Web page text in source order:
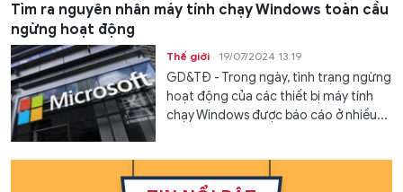
Tìm ra nguyên nhân máy tính chạy Windows toàn cầu
ngừng hoạt động
Thế giới 19/07/2024 13:19
GD&TĐ - Trong ngày, tình trạng ngừng
hoạt động của các thiết bị máy tính
chạy Windows được báo cáo ở nhiều...